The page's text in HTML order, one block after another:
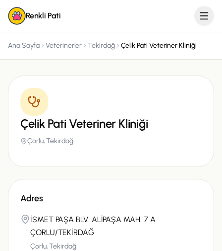
Renkli Pati
Ana Sayfa Veterinerler Tekirdağ Çelik Pati Veteriner Kliniği
Çelik Pati Veteriner Kliniği
Çorlu,Tekirdağ
Adres
İSMET PAŞA BLV. ALİPAŞA MAH. 7 A
ÇORLU/TEKİRDAĞ
Çorlu,Tekirdağ